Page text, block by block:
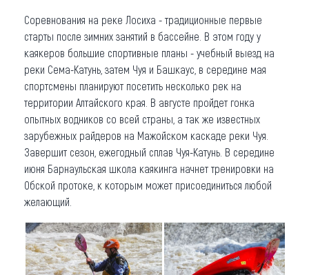
Соревнования на реке Лосиха - традиционные первые
старты после зимних занятий в бассейне. В этом году у
каякеров большие спортивные планы - учебный выезд на
реки Сема-Катунь, затем Чуя и Башкаус, в середине мая
спортсмены планируют посетить несколько рек на
территории Алтайского края. В августе пройдет гонка
опытных водников со всей страны, а так же известных
зарубежных райдеров на Мажойском каскаде реки Чуя.
Завершит сезон, ежегодный сплав Чуя-Катунь. В середине
июня Барнаульская школа каякинга начнет тренировки на
Обской протоке, к которым может присоединиться любой
желающий.